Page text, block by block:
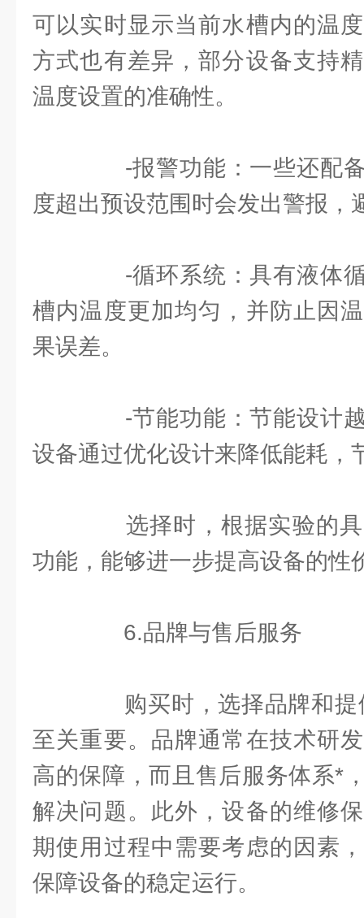
可以实时显示当前水槽内的温
方式也有差异，部分设备支持
温度设置的准确性。
-报警功能：一些还配备
度超出预设范围时会发出警报，
-循环系统：具有液体循
槽内温度更加均匀，并防止因
果误差。
-节能功能：节能设计越
设备通过优化设计来降低能耗，
选择时，根据实验的具
功能，能够进一步提高设备的性
6.品牌与售后服务
购买时，选择品牌和提
至关重要。品牌通常在技术研
高的保障，而且售后服务体系*
解决问题。此外，设备的维修
期使用过程中需要考虑的因素
保障设备的稳定运行。